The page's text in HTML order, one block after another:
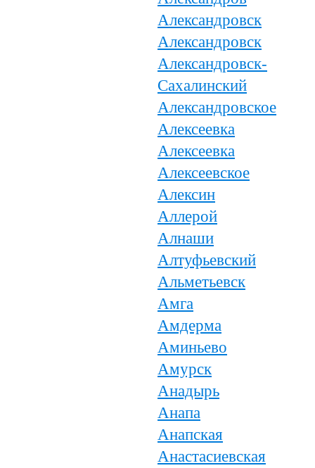
Александровск
Александровск
Александровск-
Сахалинский
Александровское
Алексеевка
Алексеевка
Алексеевское
Алексин
Аллерой
Алнаши
Алтуфьевский
Альметьевск
Амга
Амдерма
Аминьево
Амурск
Анадырь
Анапа
Анапская
Анастасиевская